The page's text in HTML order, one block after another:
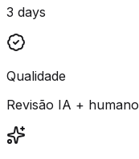
3 days
Qualidade
Revisão IA + humano